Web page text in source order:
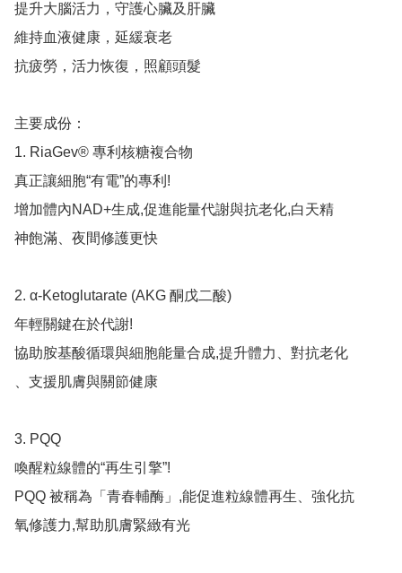
提升大腦活力，守護心臟及肝臟
維持血液健康，延緩衰老
抗疲勞，活力恢復，照顧頭髮
主要成份：
1. RiaGev® 專利核糖複合物
真正讓細胞“有電”的專利!
增加體內NAD+生成,促進能量代謝與抗老化,白天精
神飽滿、夜間修護更快
2. α-Ketoglutarate (AKG 酮戊二酸)
年輕關鍵在於代謝!
協助胺基酸循環與細胞能量合成,提升體力、對抗老化
、支援肌膚與關節健康
3. PQQ
喚醒粒線體的“再生引擎”!
PQQ 被稱為「青春輔酶」,能促進粒線體再生、強化抗
氧修護力,幫助肌膚緊緻有光